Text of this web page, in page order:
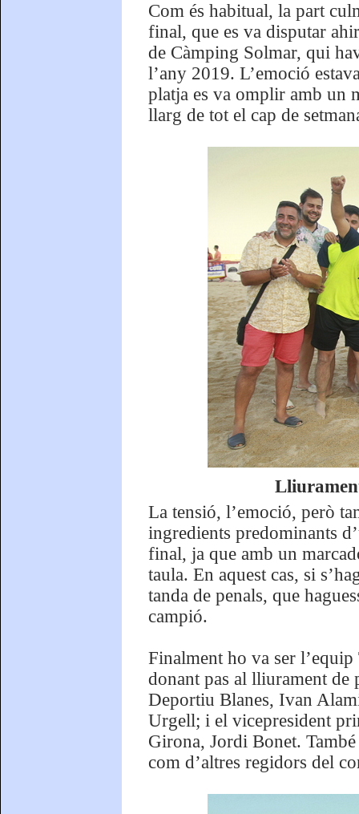
Com és habitual, la part
final, que es va disputar
de Càmping Solmar, qui
l’any 2019. L’emoció
platja es va omplir amb un
llarg de tot el cap de
La tensió, l’emoció, però
ingredients predominants
final, ja que amb un
taula. En aquest cas, si
tanda de penals, que
campió.
Finalment ho va ser
donant pas al lliurament de
Deportiu Blanes, Ivan
Urgell; i el vicepresident
Girona, Jordi Bonet.
com d’altres regidors del